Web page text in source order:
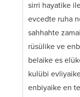
sirri hayatike
evcedte ruha
sahhahte
rüsülike ve
belaike es
kulübi
enbiyaike en